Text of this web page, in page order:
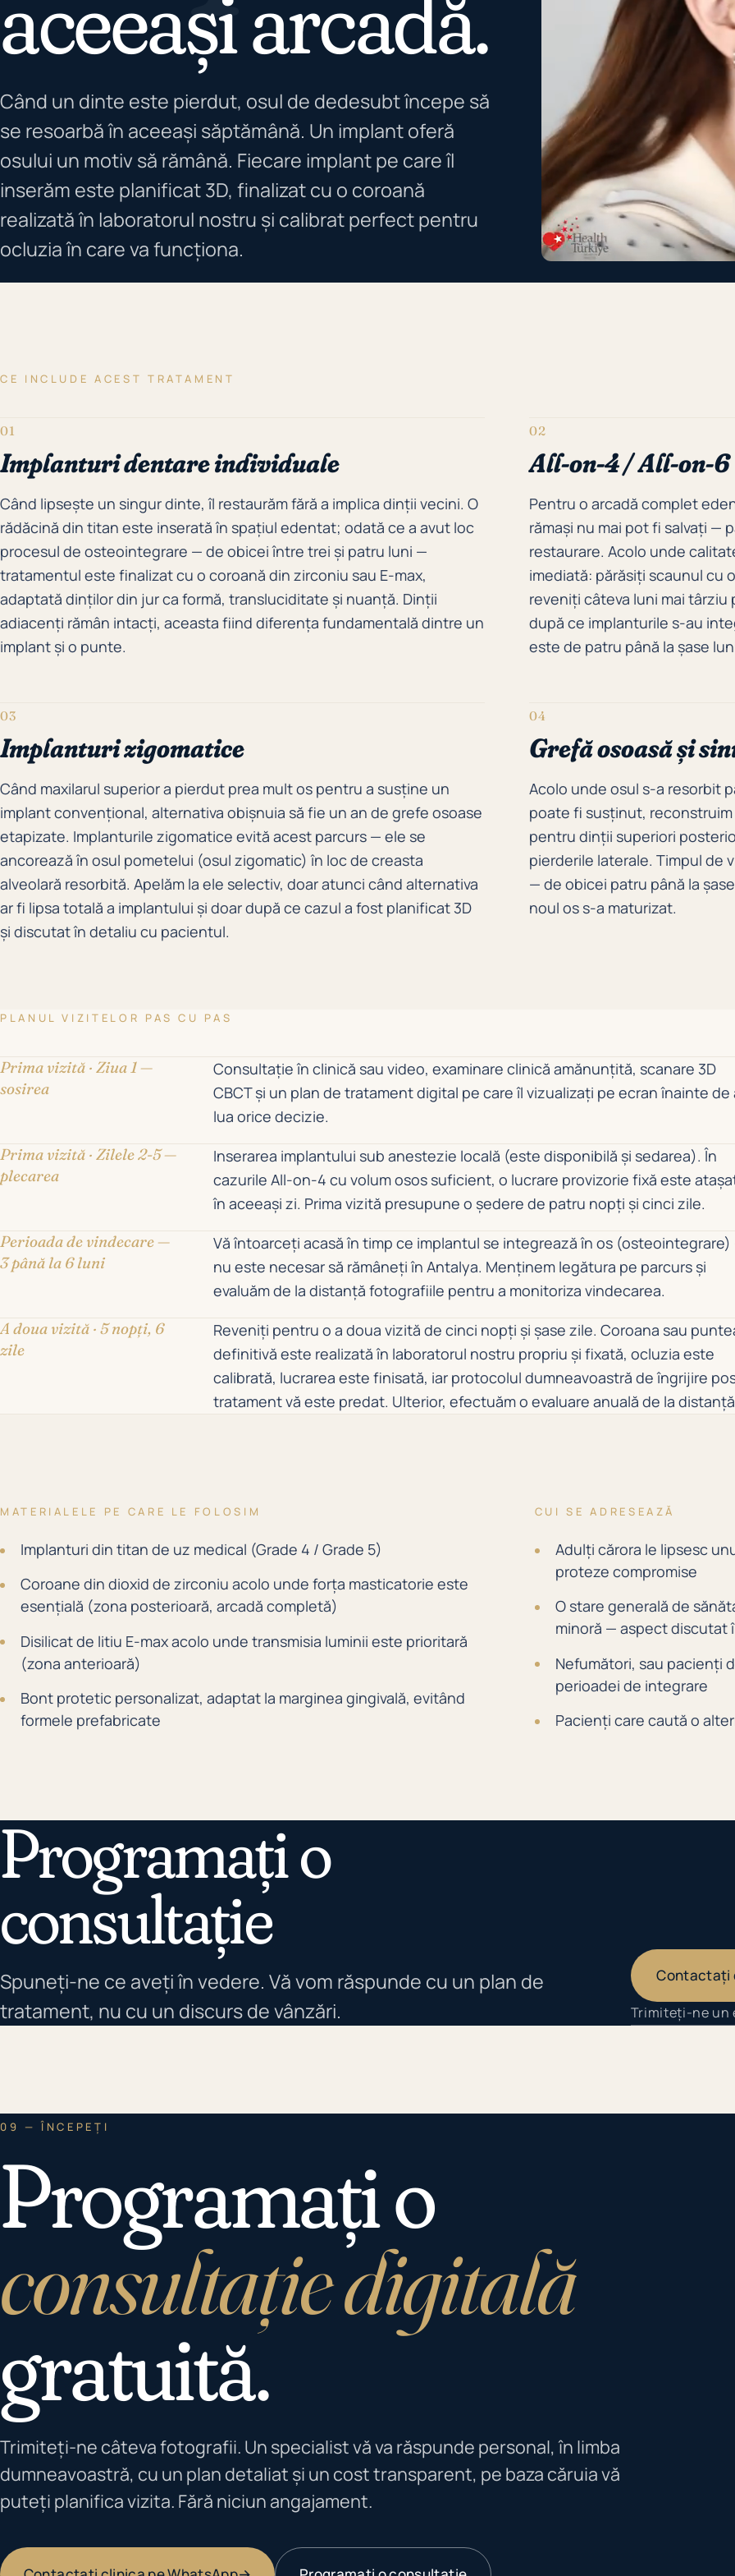
Când un dinte este pierdut, osul de dedesubt începe să
se resoarbă în aceeași săptămână. Un implant oferă
osului un motiv să rămână. Fiecare implant pe care îl
inserăm este planificat 3D, finalizat cu o coroană
realizată în laboratorul nostru și calibrat perfect pentru
ocluzia în care va funcționa.
CE INCLUDE ACEST TRATAMENT
01
Implanturi dentare individuale
Când lipsește un singur dinte, îl restaurăm fără a implica dinții vecini. O
rădăcină din titan este inserată în spațiul edentat; odată ce a avut loc
procesul de osteointegrare — de obicei între trei și patru luni —
tratamentul este finalizat cu o coroană din zirconiu sau E-max,
adaptată dinților din jur ca formă, transluciditate și nuanță. Dinții
adiacenți rămân intacți, aceasta fiind diferența fundamentală dintre un
implant și o punte.
02
All-on-4 / All-on-6
Pentru o arcadă complet
rămași nu mai pot fi salvați —
restaurare. Acolo unde
imediată: părăsiți scaunul cu
reveniți câteva luni mai
după ce implanturile s-au
este de patru până la șase
03
Implanturi zigomatice
Când maxilarul superior a pierdut prea mult os pentru a susține un
implant convențional, alternativa obișnuia să fie un an de grefe osoase
etapizate. Implanturile zigomatice evită acest parcurs — ele se
ancorează în osul pometelui (osul zigomatic) în loc de creasta
alveolară resorbită. Apelăm la ele selectiv, doar atunci când alternativa
ar fi lipsa totală a implantului și doar după ce cazul a fost planificat 3D
și discutat în detaliu cu pacientul.
04
Grefă osoasă și
Acolo unde osul s-a resorbit
poate fi susținut,
pentru dinții superiori
pierderile laterale. Timpul de
— de obicei patru până la
noul os s-a maturizat.
PLANUL VIZITELOR PAS CU PAS
Prima vizită · Ziua 1 —
sosirea
Consultație în clinică sau video, examinare clinică amănunțită, scanare 3D
CBCT și un plan de tratament digital pe care îl vizualizați pe ecran înainte de
lua orice decizie.
Prima vizită · Zilele 2-5 —
plecarea
Inserarea implantului sub anestezie locală (este disponibilă și sedarea). În
cazurile All-on-4 cu volum osos suficient, o lucrare provizorie fixă este
în aceeași zi. Prima vizită presupune o ședere de patru nopți și cinci zile.
Perioada de vindecare —
3 până la 6 luni
Vă întoarceți acasă în timp ce implantul se integrează în os
nu este necesar să rămâneți în Antalya. Menținem legătura pe parcurs și
evaluăm de la distanță fotografiile pentru a monitoriza vindecarea.
A doua vizită · 5 nopți, 6
zile
Reveniți pentru o a doua vizită de cinci nopți și șase zile. Coroana sau
definitivă este realizată în laboratorul nostru propriu și fixată, ocluzia este
calibrată, lucrarea este finisată, iar protocolul dumneavoastră de îngrijire
tratament vă este predat. Ulterior, efectuăm o evaluare anuală de la
MATERIALELE PE CARE LE FOLOSIM
Implanturi din titan de uz medical (Grade 4 / Grade 5)
Coroane din dioxid de zirconiu acolo unde forța masticatorie este
esențială (zona posterioară, arcadă completă)
Disilicat de litiu E-max acolo unde transmisia luminii este prioritară
(zona anterioară)
Bont protetic personalizat, adaptat la marginea gingivală, evitând
formele prefabricate
CUI SE ADRESEAZĂ
Adulți cărora le lipsesc
proteze compromise
O stare generală de
minoră — aspect discutat
Nefumători, sau pacienți
perioadei de integrare
Pacienți care caută o
Programați o
consultație
Spuneți-ne ce aveți în vedere. Vă vom răspunde cu un plan de
tratament, nu cu un discurs de vânzări.
Contactați
Trimiteți-ne un
09 — ÎNCEPEȚI
Programați o
consultație digitală
gratuită.
Trimiteți-ne câteva fotografii. Un specialist vă va răspunde personal, în limba
dumneavoastră, cu un plan detaliat și un cost transparent, pe baza căruia vă
puteți planifica vizita. Fără niciun angajament.